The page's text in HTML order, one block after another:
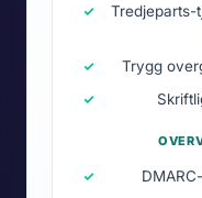
Tredjeparts-
Trygg